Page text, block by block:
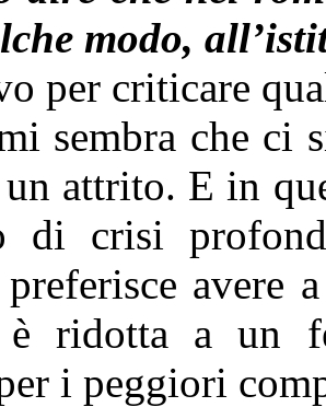
modo,
per criticare
sembra che ci
attrito. E in
di crisi
avere
è ridotta a un
i peggiori